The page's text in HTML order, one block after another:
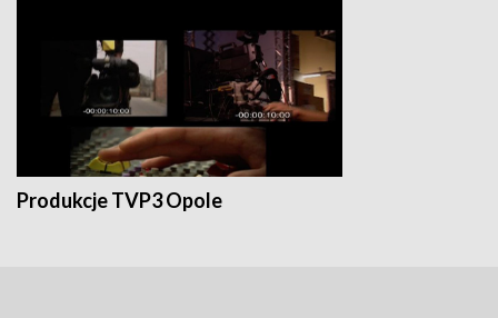
Produkcje TVP3 Opole